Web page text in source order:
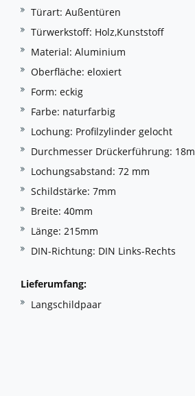
Türart: Außentüren
Türwerkstoff: Holz,Kunststoff
Material: Aluminium
Oberfläche: eloxiert
Form: eckig
Farbe: naturfarbig
Lochung: Profilzylinder gelocht
Durchmesser Drückerführung:
Lochungsabstand: 72 mm
Schildstärke: 7mm
Breite: 40mm
Länge: 215mm
DIN-Richtung: DIN Links-Rechts
Lieferumfang:
Langschildpaar